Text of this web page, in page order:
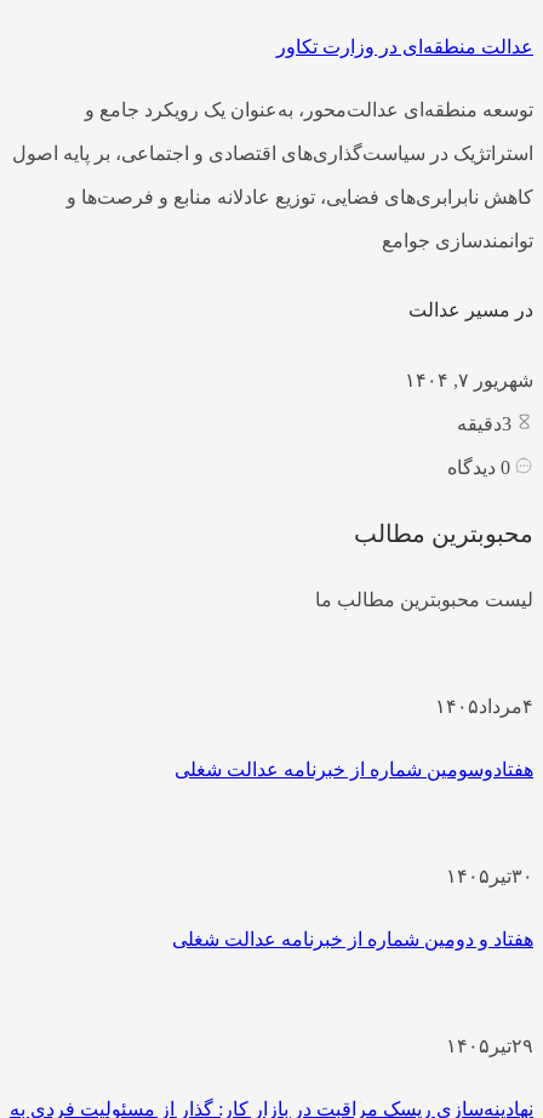
عدالت منطقه‌ای در وزارت تکاور
توسعه منطقه‌ای عدالت‌محور، به‌عنوان یک رویکرد جامع و
استراتژیک در سیاست‌گذاری‌های اقتصادی و اجتماعی، بر پایه اصول
کاهش نابرابری‌های فضایی، توزیع عادلانه منابع و فرصت‌ها و
توانمندسازی جوامع
در مسیر عدالت
شهریور ۷, ۱۴۰۴
دقیقه
دیدگاه
محبوبترین مطالب
لیست محبوبترین مطالب ما
۴مرداد۱۴۰۵
هفتادوسومین شماره از خبرنامه عدالت شغلی
۳۰تیر ۱۴۰۵
هفتاد و دومین شماره از خبرنامه عدالت شغلی
۲۹تیر ۱۴۰۵
نهادینه‌سازی ریسک مراقبت در بازار کار: گذار از مسئولیت فردی به